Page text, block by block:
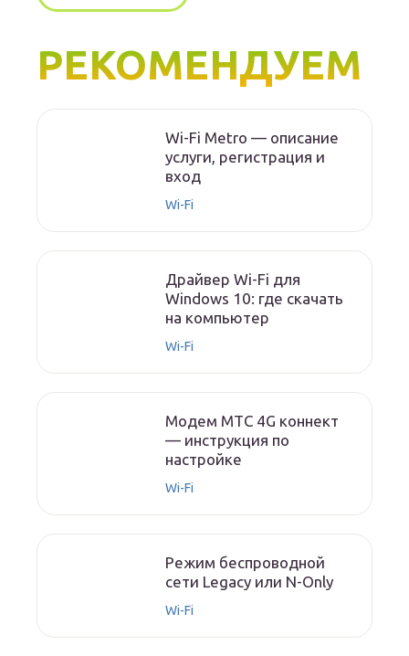
РЕКОМЕНДУЕМ
Wi-Fi Metro — описание
услуги, регистрация и
вход
Wi-Fi
Драйвер Wi-Fi для
Windows 10: где скачать
на компьютер
Wi-Fi
Модем МТС 4G коннект
— инструкция по
настройке
Wi-Fi
Режим беспроводной
сети Legacy или N-Only
Wi-Fi